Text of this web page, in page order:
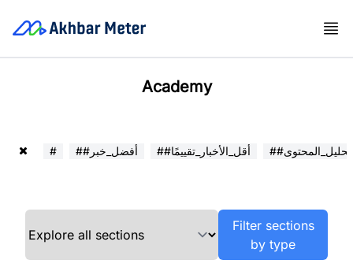
Academy
# ##أفضل_خبر ##أقل_الأخبار_تقييمًا ##تحليل_المحتوى
Filter sections
by type